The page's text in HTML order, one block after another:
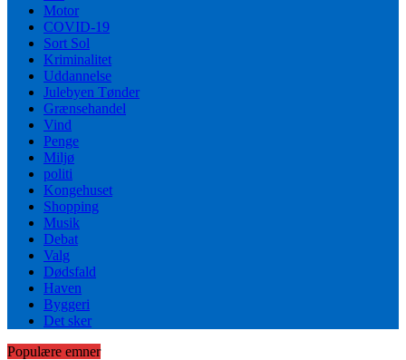
Motor
COVID-19
Sort Sol
Kriminalitet
Uddannelse
Julebyen Tønder
Grænsehandel
Vind
Penge
Miljø
politi
Kongehuset
Shopping
Musik
Debat
Valg
Dødsfald
Haven
Byggeri
Det sker
Populære emner